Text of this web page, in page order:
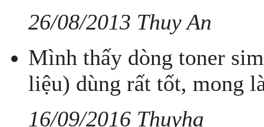
26/08/2013 Thuy An
Mình thấy dòng toner
liệu) dùng rất tốt, mong
16/09/2016 Thuyha